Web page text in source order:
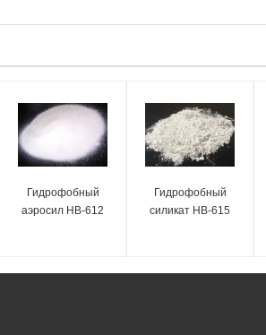
Гидрофобный
аэросил HB-612
Гидрофобный
силикат HB-615